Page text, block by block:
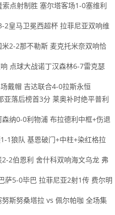
点射制胜 塞尔塔客场1-0塞维利
皇马卫冕西超杯 拉菲尼亚双响维
2-2那不勒斯 麦克托米奈双响恰
点球大战诺丁汉森林6-7雷克瑟
戴帽 吉达联合4-0拉斯永恒
落后榜首3分 莱奥补时绝平普利
纳0-0利物浦 布拉德利中框+伤退
1狼队 基恩破门+中柱+染红格拉
2伯恩利 舍什科双响海文乌龙 弗
萨5-0毕巴 拉菲尼亚2射1传 费尔明
斯努桑塔拉 vs 佩尔帕咖 全场集